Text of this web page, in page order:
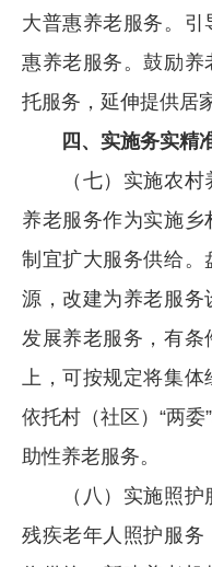
大普惠养老服务。
惠养老服务。鼓励养
托服务，延伸提供居
四、实施务实精准
（七）实施农村
养老服务作为实施
制宜扩大服务供给。
源，改建为养老服务
发展养老服务，有
上，可按规定将集
依托村（社区）“两
助性养老服务。
（八）实施照护服
残疾老年人照护服务